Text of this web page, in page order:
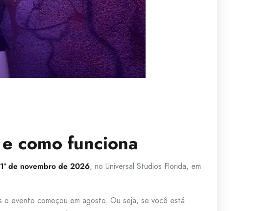
como funciona
de novembro de 2026, no Universal Studios Florida, em
evento começou em agosto. Ou seja, se você está